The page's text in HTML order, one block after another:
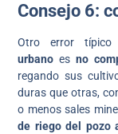
Consejo 6:
Otro error
urbano es no
regando sus
duras que otras,
o menos sales
de riego del
pozo